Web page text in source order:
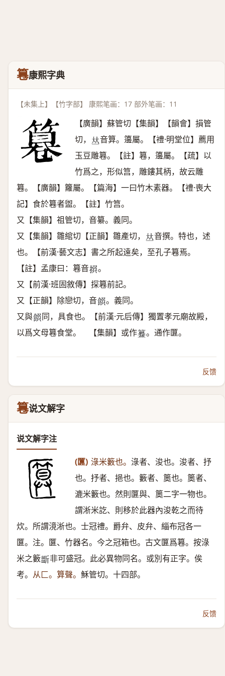
篹康熙字典
【未集上】【竹字部】 康熙笔画：17 部外笔画：11
【廣韻】蘇管切【集韻】【韻會】損管
切， 𠀤音算。籩屬。【禮·明堂位】薦用
玉豆雕篹。【註】篹，籩屬。【疏】以
竹爲之，形似筥，雕鏤其柄，故云雕
篹。【廣韻】籮屬。【篇海】一曰竹木素器。【禮·喪大
記】食於篹者盥。【註】竹筥。
又【集韻】祖管切，音纂。義同。
又【集韻】雛綰切【正韻】雛產切， 𠀤音撰。特也，述
也。【前漢·藝文志】書之所起遠矣，至孔子篹焉。
【註】孟康曰：篹音𢰅 。
又【前漢·班固敘傳】探篹前記。
又【正韻】除戀切，音𩜹 。義同。
又與𩜹 同，具食也。【前漢·元后傳】獨置孝元廟故殿，
以爲文母篹食堂。 【集韻】或作𥶊 。通作匴。
反馈
篹说文解字
说文解字注
(匴) 淥米籔也。 淥者、浚也。浚者、抒
也。抒者、挹也。籔者、䉛也。䉛者、
漉米籔也。然則匴與、䉛二字一物也。
謂淅米訖、則移於此器內浚乾之而待
炊。所謂滰淅也。士冠禮。爵弁、皮弁、緇布冠各一
匴。注。匴、竹器名。今之冠箱也。古文匴爲篹。按淥
米之籔𣃔 非可盛冠。此必異物同名。或別有正字。俟
考。 从匚。算聲。 穌管切。十四部。
反馈